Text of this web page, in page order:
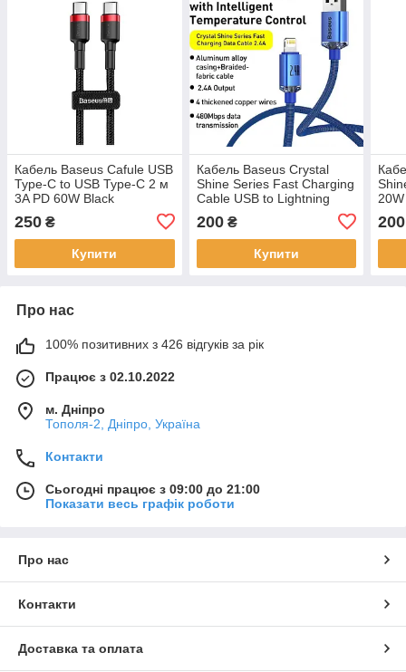
Кабель Baseus Cafule USB
Type-C to USB Type-C 2 м
3A PD 60W Black
250 ₴
Купити
Кабель Baseus Crystal
Shine Series Fast Charging
Cable USB to Lightning
Blue
200₴
Купити
200
Про нас
100% позитивних з 426 відгуків за рік
Працює з 02.10.2022
м. Дніпро
Тополя-2, Дніпро, Україна
Контакти
Сьогодні працює з 09:00 до 21:00
Показати весь графік роботи
Про нас
Контакти
Доставка та оплата